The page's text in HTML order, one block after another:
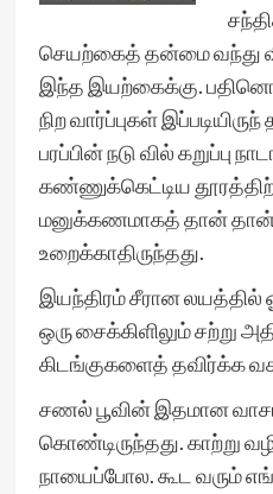
செயற்கைத் தன்மை வந்து
இந்த இயற்கைக்கு.
நிற வார்ப்புகள்
பரப்பின் நடு வில் கறுப்பு
கண்ணுக்கெட்டிய
மனுக்கணமாகத் தான் தான்
உறைக்காதிருந்தது.
இயந்திரம் சீரான லயத்தில்
ஒரு சைக்கிளிலும் சற்று
கிடங்குகளைத் தவிர்க்க
சணல் பூவின் இதமான
கொண்டிருந்தது. காற்று
நாயைப்போல. கூட வரும்